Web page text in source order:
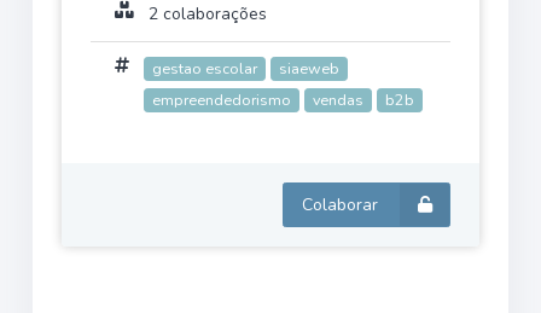
2 colaborações
gestao escolar
siaeweb
empreendedorismo
vendas b2b
Colaborar